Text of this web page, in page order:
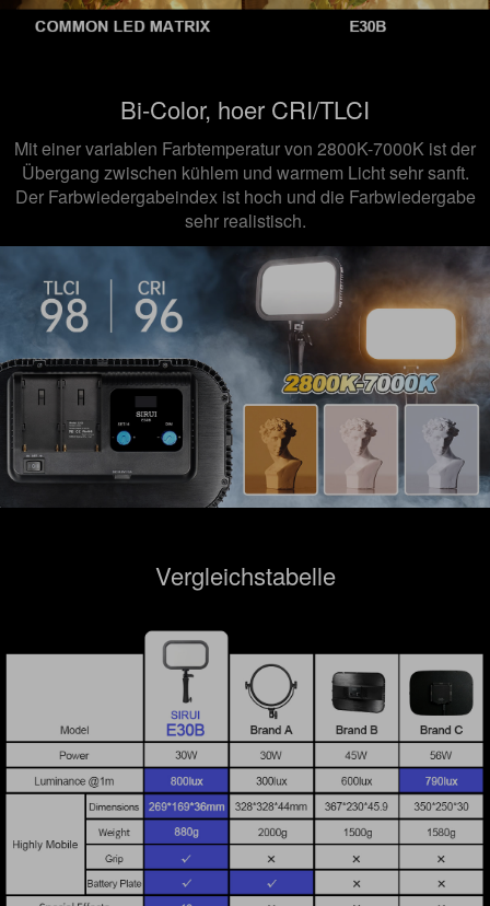
Bi-Color, hoer CRI/TLCI
Mit einer variablen Farbtemperatur von 2800K-7000K ist der
Übergang zwischen kühlem und warmem Licht sehr sanft.
Der Farbwiedergabeindex ist hoch und die Farbwiedergabe
sehr realistisch.
Vergleichstabelle